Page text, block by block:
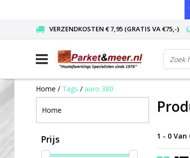
VERZENDKOSTEN € 7,95 (GRATIS VA €75,-)
Home / Tags / auro 380
Home
Prijs 1 - 0 Van